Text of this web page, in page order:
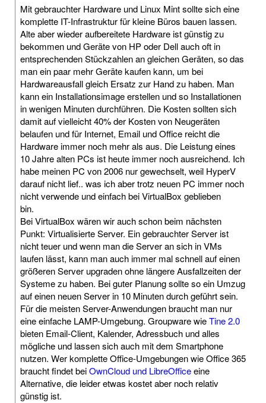
Mit gebrauchter Hardware und Linux Mint sollte sich eine
komplette IT-Infrastruktur für kleine Büros bauen lassen.
Alte aber wieder aufbereitete Hardware ist günstig zu
bekommen und Geräte von HP oder Dell auch oft in
entsprechenden Stückzahlen an gleichen Geräten, so das
man ein paar mehr Geräte kaufen kann, um bei
Hardwareausfall gleich Ersatz zur Hand zu haben. Man
kann ein Installationsimage erstellen und so Installationen
in wenigen Minuten durchführen. Die Kosten sollten sich
damit auf vielleicht 40% der Kosten von Neugeräten
belaufen und für Internet, Email und Office reicht die
Hardware immer noch mehr als aus. Die Leistung eines
10 Jahre alten PCs ist heute immer noch ausreichend. Ich
habe meinen PC von 2006 nur gewechselt, weil HyperV
darauf nicht lief.. was ich aber trotz neuen PC immer noch
nicht verwende und einfach bei VirtualBox geblieben
bin.
Bei VirtualBox wären wir auch schon beim nächsten
Punkt: Virtualisierte Server. Ein gebrauchter Server ist
nicht teuer und wenn man die Server an sich in VMs
laufen lässt, kann man auch immer mal schnell auf einen
größeren Server upgraden ohne längere Ausfallzeiten der
Systeme zu haben. Bei guter Planung sollte so ein Umzug
auf einen neuen Server in 10 Minuten durch geführt sein.
Für die meisten Server-Anwendungen braucht man nur
eine einfache LAMP-Umgebung. Groupware wieTine 2.0
bieten Email-Client, Kalender, Adressbuch und alles
mögliche und lassen sich auch mit dem Smartphone
nutzen. Wer komplette Office-Umgebungen wie Office 365
braucht findet beiOwnCloud und LibreOfficeeine
Alternative, die leider etwas kostet aber noch relativ
günstig ist.